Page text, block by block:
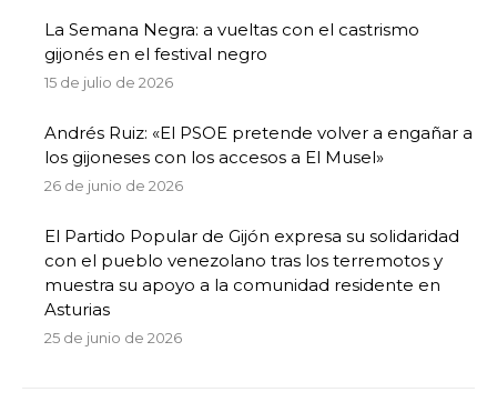
La Semana Negra: a vueltas con el castrismo
gijonés en el festival negro
15 de julio de 2026
Andrés Ruiz: «El PSOE pretende volver a engañar a
los gijoneses con los accesos a El Musel»
26 de junio de 2026
El Partido Popular de Gijón expresa su solidaridad
con el pueblo venezolano tras los terremotos y
muestra su apoyo a la comunidad residente en
Asturias
25 de junio de 2026